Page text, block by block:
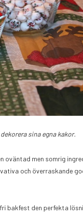
sina egna kakor.
oväntad men somrig
och överraskande
bakfest den perfekta